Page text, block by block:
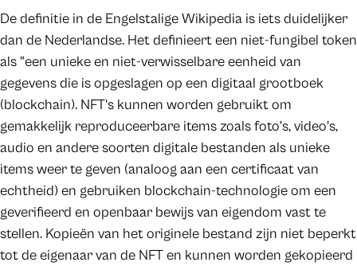
De definitie in de Engelstalige Wikipedia is iets duidelijker
dan de Nederlandse. Het definieert een niet-fungibel token
als "een unieke en niet-verwisselbare eenheid van
gegevens die is opgeslagen op een digitaal grootboek
(blockchain). NFT's kunnen worden gebruikt om
gemakkelijk reproduceerbare items zoals foto's, video's,
audio en andere soorten digitale bestanden als unieke
items weer te geven (analoog aan een certificaat van
echtheid) en gebruiken blockchain-technologie om een
geverifieerd en openbaar bewijs van eigendom vast te
stellen. Kopieën van het originele bestand zijn niet beperkt
tot de eigenaar van de NFT en kunnen worden gekopieerd